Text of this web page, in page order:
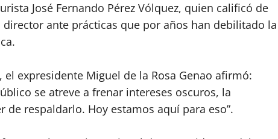
José Fernando Pérez Vólquez, quien calificó de
ante prácticas que por años han debilitado la
el expresidente Miguel de la Rosa Genao afirmó:
se atreve a frenar intereses oscuros, la
de respaldarlo. Hoy estamos aquí para eso”.